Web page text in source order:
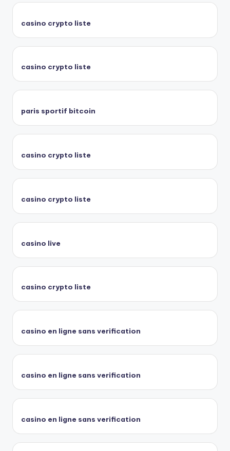
casino crypto liste
casino crypto liste
paris sportif bitcoin
casino crypto liste
casino crypto liste
casino live
casino crypto liste
casino en ligne sans verification
casino en ligne sans verification
casino en ligne sans verification